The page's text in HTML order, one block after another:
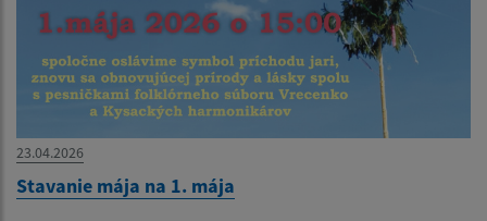
23.04.2026
Stavanie mája na 1. mája